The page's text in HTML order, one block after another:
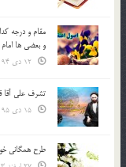
و بعضي ها امام
تشرف علي آقا
طرح همگانی